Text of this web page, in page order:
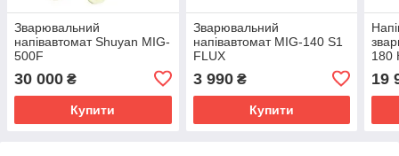
Зварювальний
напівавтомат Shuyan MIG-
500F
30 000 ₴
Купити
Зварювальний
напівавтомат MIG-140 S1
FLUX
3 990₴
Купити
180
19